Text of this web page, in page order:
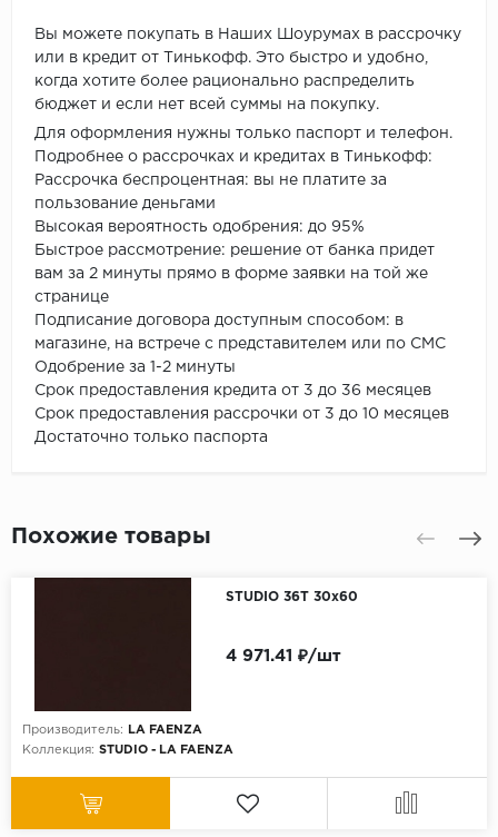
Вы можете покупать в Наших Шоурумах в рассрочку
или в кредит от Тинькофф. Это быстро и удобно,
когда хотите более рационально распределить
бюджет и если нет всей суммы на покупку.
Для оформления нужны только паспорт и телефон.
Подробнее о рассрочках и кредитах в Тинькофф:
Рассрочка беспроцентная: вы не платите за
пользование деньгами
Высокая вероятность одобрения: до 95%
Быстрое рассмотрение: решение от банка придет
вам за 2 минуты прямо в форме заявки на той же
странице
Подписание договора доступным способом: в
магазине, на встрече с представителем или по СМС
Одобрение за 1-2 минуты
Срок предоставления кредита от 3 до 36 месяцев
Срок предоставления рассрочки от 3 до 10 месяцев
Достаточно только паспорта
Похожие товары
STUDIO 36T 30x60
Производитель:
LA FAENZA
Коллекция: STUDIO - LA FAENZA
4 971.41 ₽/шт